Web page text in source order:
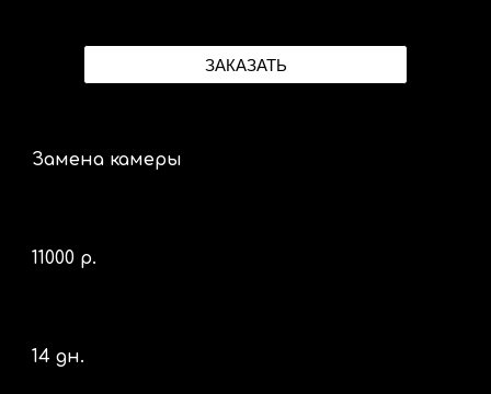
ЗАКАЗАТЬ
Замена камеры
11000 р.
14 дн.